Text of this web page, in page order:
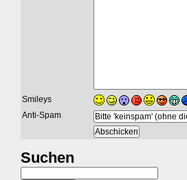
Smileys
Anti-Spam
Suchen